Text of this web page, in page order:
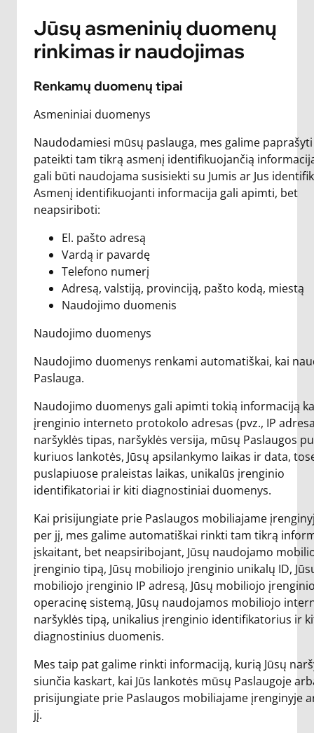
Jūsų asmeninių duomenų
rinkimas ir naudojimas
Renkamų duomenų tipai
Asmeniniai duomenys
Naudodamiesi mūsų paslauga, mes galime paprašyti
pateikti tam tikrą asmenį identifikuojančią
gali būti naudojama susisiekti su Jumis ar Jus
Asmenį identifikuojanti informacija gali apimti, bet
neapsiriboti:
El. pašto adresą
Vardą ir pavardę
Telefono numerį
Adresą, valstiją, provinciją, pašto kodą, miestą
Naudojimo duomenis
Naudojimo duomenys
Naudojimo duomenys renkami automatiškai, kai
Paslauga.
Naudojimo duomenys gali apimti tokią informaciją
įrenginio interneto protokolo adresas (pvz., IP
naršyklės tipas, naršyklės versija, mūsų Paslaugos
kuriuos lankotės, Jūsų apsilankymo laikas ir data,
puslapiuose praleistas laikas, unikalūs įrenginio
identifikatoriai ir kiti diagnostiniai duomenys.
Kai prisijungiate prie Paslaugos mobiliajame
per jį, mes galime automatiškai rinkti tam tikrą
įskaitant, bet neapsiribojant, Jūsų naudojamo
įrenginio tipą, Jūsų mobiliojo įrenginio unikalų ID,
mobiliojo įrenginio IP adresą, Jūsų mobiliojo
operacinę sistemą, Jūsų naudojamos mobiliojo
naršyklės tipą, unikalius įrenginio identifikatorius ir
diagnostinius duomenis.
Mes taip pat galime rinkti informaciją, kurią Jūsų
siunčia kaskart, kai Jūs lankotės mūsų Paslaugoje
prisijungiate prie Paslaugos mobiliajame įrenginyje
jį.